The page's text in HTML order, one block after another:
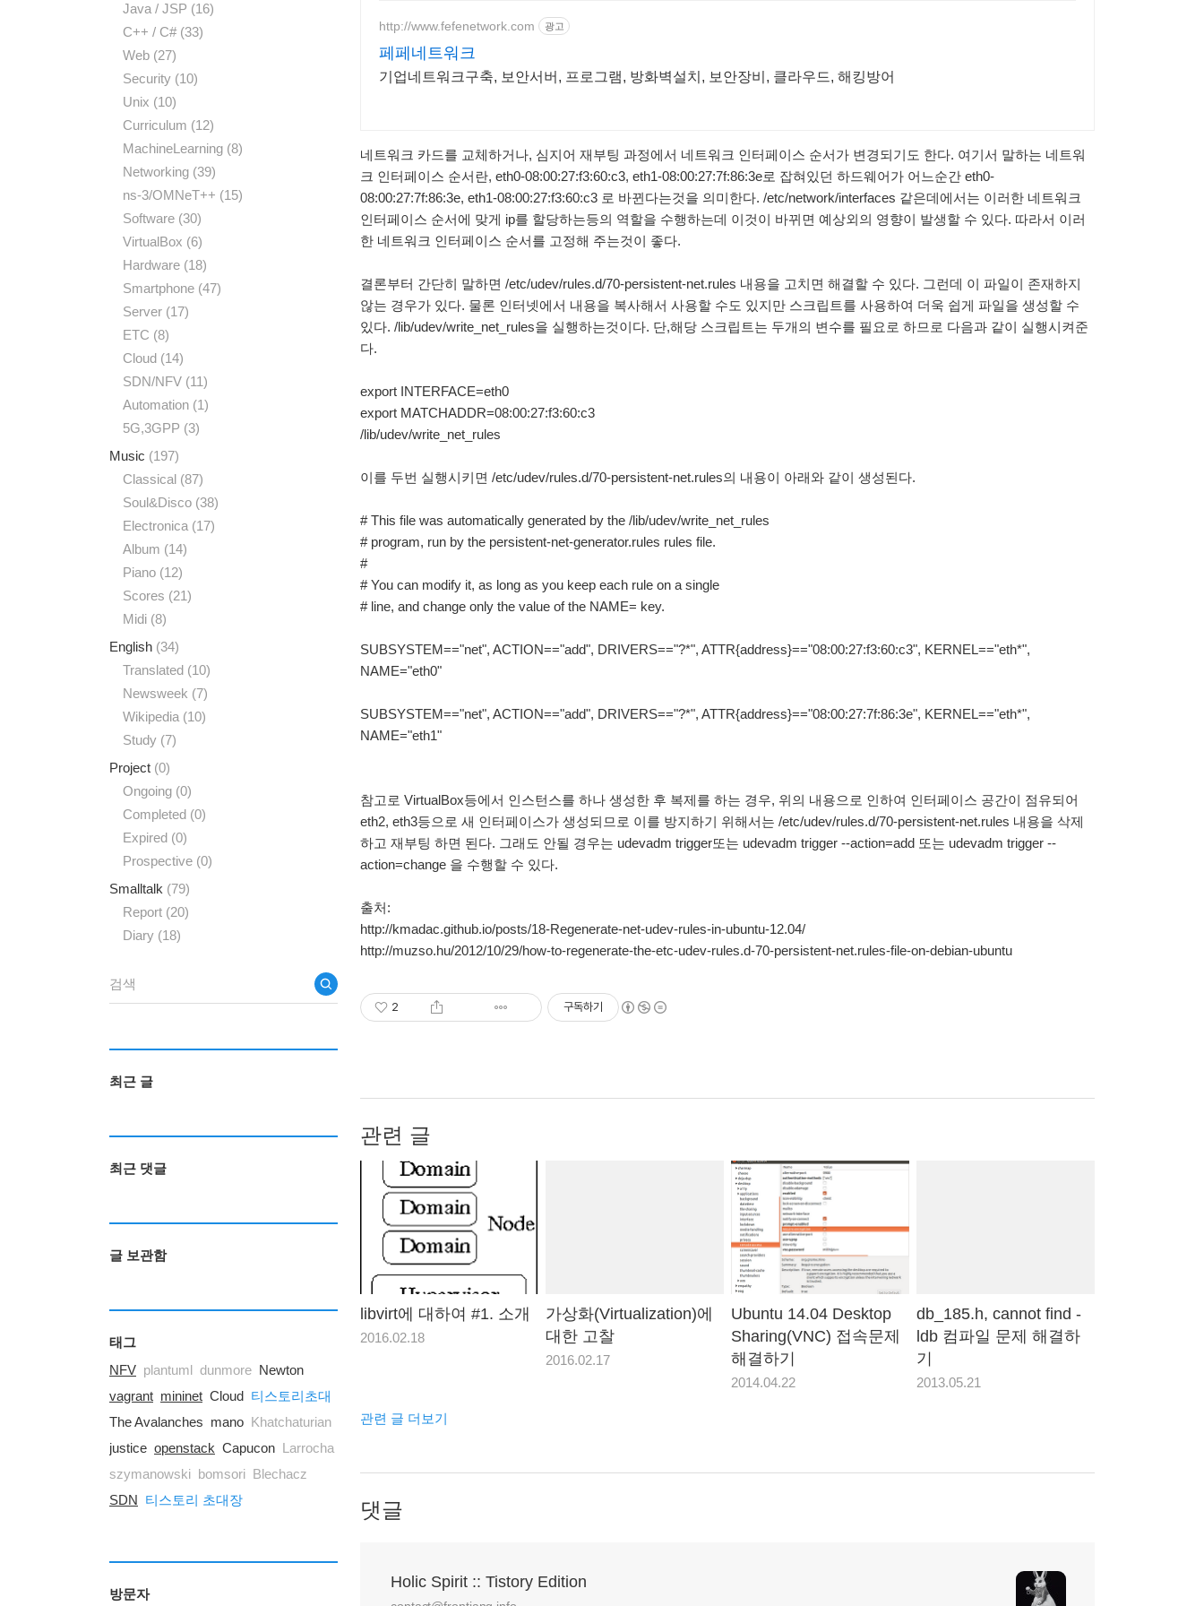
http://www.fefenetwork.com 광고
페페네트워크
기업네트워크구축, 보안서버, 프로그램, 방화벽설치, 보안장비, 클라우드, 해킹방어
네트워크 카드를 교체하거나, 심지어 재부팅 과정에서 네트워크 인터페이스 순서가 변경되기도 한다. 여기서 말하는 네트워
크 인터페이스 순서란, eth0-08:00:27:f3:60:c3, eth1-08:00:27:7f:86:3e로 잡혀있던 하드웨어가 어느순간 eth0-
08:00:27:7f:86:3e, eth1-08:00:27:f3:60:c3 로 바뀐다는것을 의미한다. /etc/network/interfaces 같은데에서는 이러한 네트워크
인터페이스 순서에 맞게 ip를 할당하는등의 역할을 수행하는데 이것이 바뀌면 예상외의 영향이 발생할 수 있다. 따라서 이러
한 네트워크 인터페이스 순서를 고정해 주는것이 좋다.
결론부터 간단히 말하면 /etc/udev/rules.d/70-persistent-net.rules 내용을 고치면 해결할 수 있다. 그런데 이 파일이 존재하지
않는 경우가 있다. 물론 인터넷에서 내용을 복사해서 사용할 수도 있지만 스크립트를 사용하여 더욱 쉽게 파일을 생성할 수
있다. /lib/udev/write_net_rules을 실행하는것이다. 단,해당 스크립트는 두개의 변수를 필요로 하므로 다음과 같이 실행시켜준
다.
export INTERFACE=eth0
export MATCHADDR=08:00:27:f3:60:c3
/lib/udev/write_net_rules
이를 두번 실행시키면 /etc/udev/rules.d/70-persistent-net.rules의 내용이 아래와 같이 생성된다.
# This file was automatically generated by the /lib/udev/write_net_rules
# program, run by the persistent-net-generator.rules rules file.
#
# You can modify it, as long as you keep each rule on a single
# line, and change only the value of the NAME= key.
SUBSYSTEM=="net", ACTION=="add", DRIVERS=="?*", ATTR{address}=="08:00:27:f3:60:c3", KERNEL=="eth*",
NAME="eth0"
SUBSYSTEM=="net", ACTION=="add", DRIVERS=="?*", ATTR{address}=="08:00:27:7f:86:3e", KERNEL=="eth*",
NAME="eth1"
참고로 VirtualBox등에서 인스턴스를 하나 생성한 후 복제를 하는 경우, 위의 내용으로 인하여 인터페이스 공간이 점유되어
eth2, eth3등으로 새 인터페이스가 생성되므로 이를 방지하기 위해서는 /etc/udev/rules.d/70-persistent-net.rules 내용을 삭제
하고 재부팅 하면 된다. 그래도 안될 경우는 udevadm trigger또는 udevadm trigger --action=add 또는 udevadm trigger --
action=change 을 수행할 수 있다.
출처:
http://kmadac.github.io/posts/18-Regenerate-net-udev-rules-in-ubuntu-12.04/
http://muzso.hu/2012/10/29/how-to-regenerate-the-etc-udev-rules.d-70-persistent-net.rules-file-on-debian-ubuntu
2 구독하기
관련 글
libvirt에 대하여 #1. 소개
2016.02.18
가상화(Virtualization)에
대한 고찰
2016.02.17
Ubuntu 14.04 Desktop
Sharing(VNC) 접속문제
해결하기
2014.04.22
db_185.h, cannot find -
ldb 컴파일 문제 해결하
기
2013.05.21
관련 글 더보기
댓글
Holic Spirit :: Tistory Edition
Java / JSP (16)
C++ / C# (33)
Web (27)
Security (10)
Unix (10)
Curriculum (12)
MachineLearning (8)
Networking (39)
ns-3/OMNeT++ (15)
Software (30)
VirtualBox (6)
Hardware (18)
Smartphone (47)
Server (17)
ETC (8)
Cloud (14)
SDN/NFV (11)
Automation (1)
5G,3GPP (3)
Music (197)
Classical (87)
Soul&Disco (38)
Electronica (17)
Album (14)
Piano (12)
Scores (21)
Midi (8)
English (34)
Translated (10)
Newsweek (7)
Wikipedia (10)
Study (7)
Project (0)
Ongoing (0)
Completed (0)
Expired (0)
Prospective (0)
Smalltalk (79)
Report (20)
Diary (18)
최근 글
최근 댓글
글 보관함
태그
NFV plantuml dunmore Newton
vagrant mininet Cloud 티스토리초대
The Avalanches mano Khatchaturian
justice openstack Capucon Larrocha
szymanowski bomsori Blechacz
SDN 티스토리 초대장
방문자